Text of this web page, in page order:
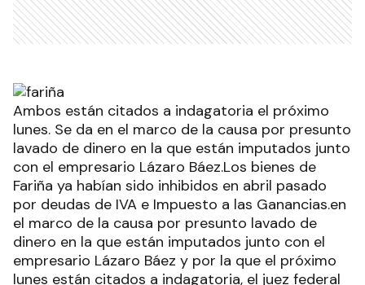
Ambos están citados a indagatoria el próximo
lunes. Se da en el marco de la causa por presunto
lavado de dinero en la que están imputados junto
con el empresario Lázaro Báez.Los bienes de
Fariña ya habían sido inhibidos en abril pasado
por deudas de IVA e Impuesto a las Ganancias.en
el marco de la causa por presunto lavado de
dinero en la que están imputados junto con el
empresario Lázaro Báez y por la que el próximo
lunes están citados a indagatoria, el juez federal